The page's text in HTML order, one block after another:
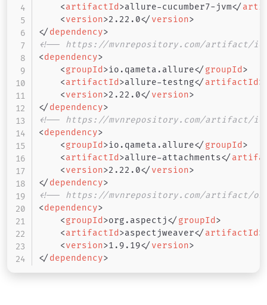
<artifactId >allure-cucumber7-jvm</
<version>2.22.0</version>
</dependency>
<!-- https://mvnrepository.com/artifact/
<dependency>
<groupId >io.qameta.allure</groupId >
<artifactId >allure-testng</artifactId >
<version>2.22.0</version>
</dependency>
<!-- https://mvnrepository.com/artifact/
<dependency>
<groupId >io.qameta.allure</groupId >
<artifactId >allure-attachments</
<version>2.22.0</version>
</dependency>
<!-- https://mvnrepository.com/artifact/
<dependency>
<groupId >org.aspectj</groupId >
<artifactId >aspectjweaver</artifactId >
<version>1.9.19</version>
</dependency>